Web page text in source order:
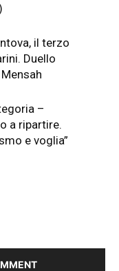
il terzo
Duello
–
a ripartire.
e voglia”